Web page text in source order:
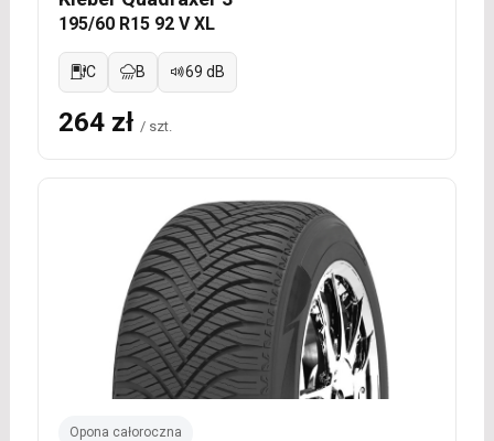
195/60 R15 92 V XL
C B 69 dB
264 zł / szt.
Opona całoroczna